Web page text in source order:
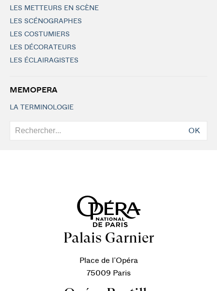
LES METTEURS EN SCÈNE
LES SCÉNOGRAPHES
LES COSTUMIERS
LES DÉCORATEURS
LES ÉCLAIRAGISTES
MEMOPERA
LA TERMINOLOGIE
OK
Palais Garnier
Place de l’Opéra
75009 Paris